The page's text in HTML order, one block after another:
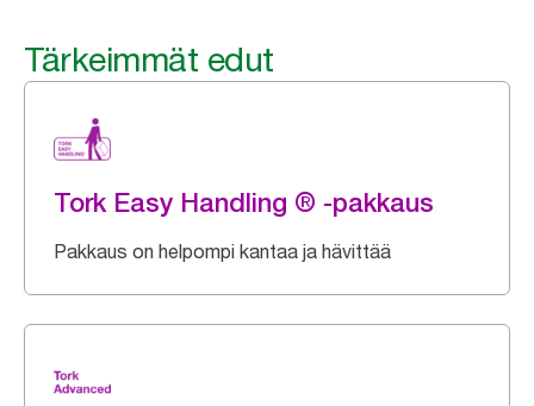
Tärkeimmät edut
Tork Easy Handling ® -pakkaus
Pakkaus on helpompi kantaa ja hävittää